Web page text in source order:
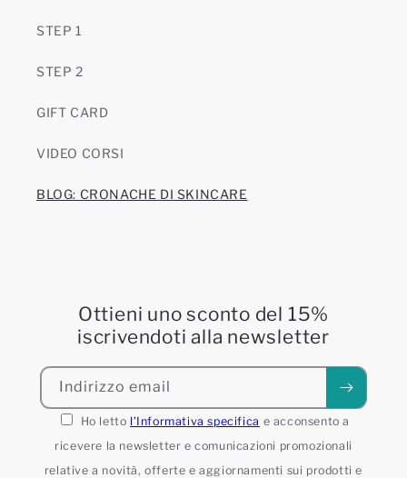
STEP 1
STEP 2
GIFT CARD
VIDEO CORSI
BLOG: CRONACHE DI SKINCARE
Ottieni uno sconto del 15%
iscrivendoti alla newsletter
Indirizzo email
Ho letto l’Informativa specifica e acconsento a
ricevere la newsletter e comunicazioni promozionali
relative a novità, offerte e aggiornamenti sui prodotti e